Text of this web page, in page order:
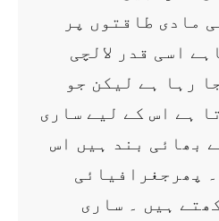
مادی طاقتوں پر
اسی قدر لالچی
رہا ہے لیکن جو
ہے اس کے لیے ساری
بھائی بند ہیں اس
پھرجغرافیائی
ہیں ۔ ساری